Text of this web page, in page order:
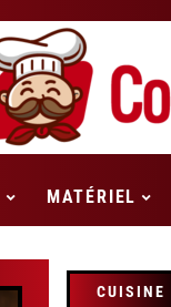
MATÉRIEL
CUISINE